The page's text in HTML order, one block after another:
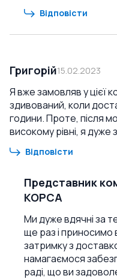
Відповісти
Григорій15.02.2023
Я вже замовляв у цієї
здивований, коли
години. Проте, після
високому рівні, я
Відповісти
Представник
КОРСА
Ми дуже вдячні за
ще раз і приносимо
затримку з
намагаємося
раді, що ви